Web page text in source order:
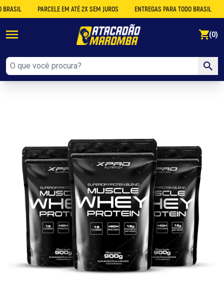
PARCELE EM ATÉ 2X SEM JUROS ENTREGAS PARA TODO BRASIL
(0)